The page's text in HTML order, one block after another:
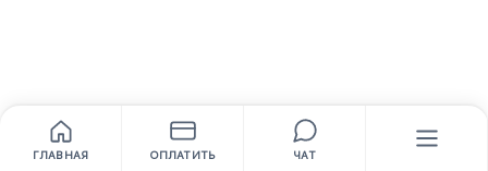
ГЛАВНАЯ ОПЛАТИТЬ ЧАТ